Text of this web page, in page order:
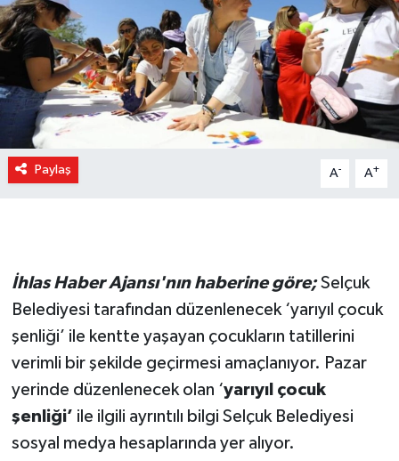
Paylaş A- A+
İhlas Haber Ajansı'nın haberine göre;Selçuk
Belediyesi tarafından düzenlenecek ‘yarıyıl çocuk
şenliği’ ile kentte yaşayan çocukların tatillerini
verimli bir şekilde geçirmesi amaçlanıyor. Pazar
yerinde düzenlenecek olan ‘yarıyıl çocuk
şenliği’ ile ilgili ayrıntılı bilgi Selçuk Belediyesi
sosyal medya hesaplarında yer alıyor.